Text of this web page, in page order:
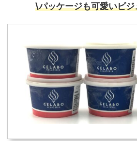
\パッケージも可愛いビ